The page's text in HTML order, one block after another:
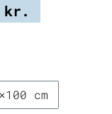
kr.
499,00
cm